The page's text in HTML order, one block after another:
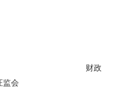
政
会